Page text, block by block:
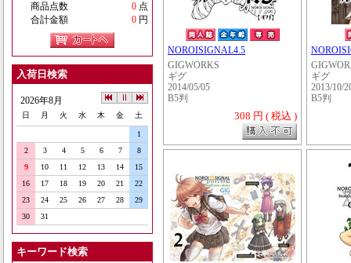
商品点数 0 点
合計金額
0 円
入荷日検索
2026年8月
日 月 火 水 木 金 土
1
2
3 4 5 6 7
8
9
10 11 12 13 14
15
16
17 18 19 20 21
22
23
24 25 26 27 28
29
30
31
キーワード検索
NOROISIGNAL4.5
GIGWORKS
ギグ
2014/05/05
B5判
308 円 ( 税込 )
ギグ
2013/10/
B5判